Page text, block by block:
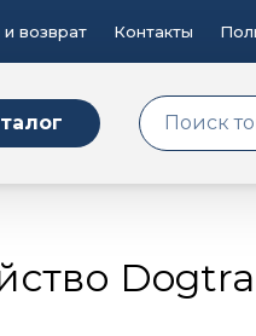
возврат Контакты
Dogtra